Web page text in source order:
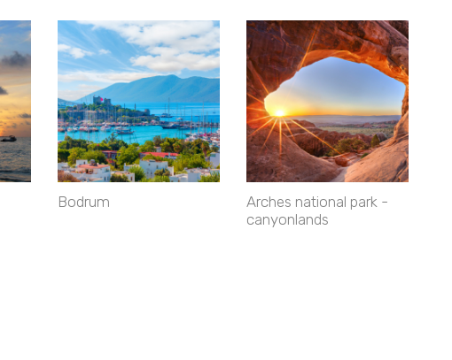
Bodrum
Arches national park -
canyonlands